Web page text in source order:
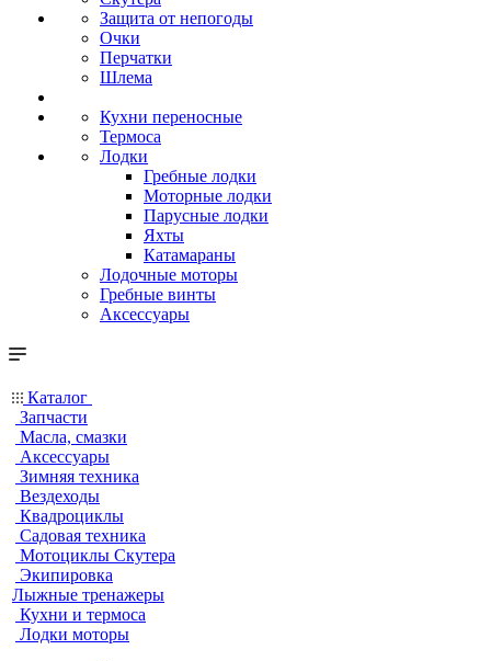
Защита от непогоды
Очки
Перчатки
Шлема
Кухни переносные
Термоса
Лодки
Гребные лодки
Моторные лодки
Парусные лодки
Яхты
Катамараны
Лодочные моторы
Гребные винты
Аксессуары
Каталог
Запчасти
Масла, смазки
Аксессуары
Зимняя техника
Вездеходы
Квадроциклы
Садовая техника
Мотоциклы Скутера
Экипировка
Лыжные тренажеры
Кухни и термоса
Лодки моторы